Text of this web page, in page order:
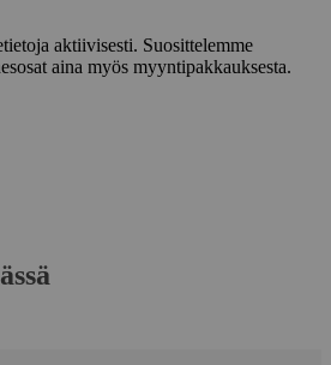
aktiivisesti. Suosittelemme
aina myös myyntipakkauksesta.